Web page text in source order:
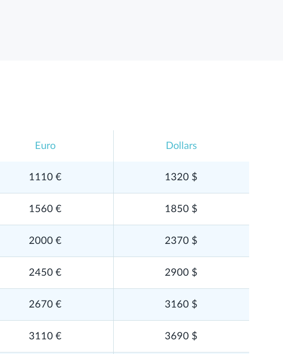
Euro Dollars
1110 € 1320 $
1560 € 1850 $
2000 € 2370 $
2450 € 2900 $
2670 € 3160 $
3110 € 3690 $